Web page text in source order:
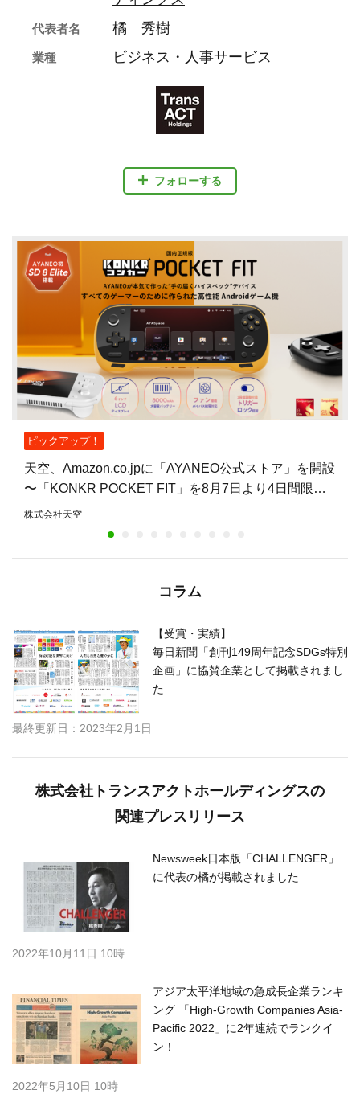
フォローする
代表者名 橘 秀樹
業種 ビジネス・人事サービス
ピックアップ！
天空、Amazon.co.jpに「AYANEO公式ストア」を開設
〜「KONKR POCKET FIT」を8月7日より4日間限定
で15%オフ〜
株式会社天空
コラム
【受賞・実績】
毎日新聞「創刊149周年記念SDGs特別
企画」に協賛企業として掲載されまし
た
最終更新日：2023年2月1日
株式会社トランスアクトホールディングスの
関連プレスリリース
Newsweek日本版「CHALLENGER」
に代表の橘が掲載されました
2022年10月11日 10時
アジア太平洋地域の急成長企業ランキ
ング 「High-Growth Companies Asia-
Pacific 2022」に2年連続でランクイ
ン！
2022年5月10日 10時